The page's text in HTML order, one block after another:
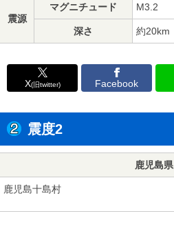
震源
マグニチュード M3.2
深さ 約20km
X(旧twitter) Facebook
震度2
鹿児島県
鹿児島十島村